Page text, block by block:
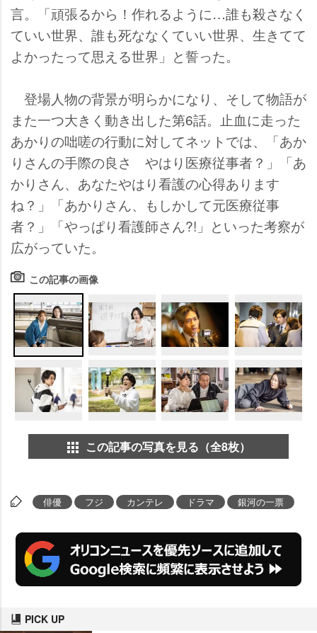
言。「頑張るから！作れるように…誰も殺さなく
ていい世界、誰も死ななくていい世界、生きてて
よかったって思える世界」と誓った。
登場人物の背景が明らかになり、そして物語が
また一つ大きく動き出した第6話。止血に走った
あかりの咄嗟の行動に対してネットでは、「あか
りさんの手際の良さ やはり医療従事者？」「あ
かりさん、あなたやはり看護の心得あります
ね？」「あかりさん、もしかして元医療従事
者？」「やっぱり看護師さん?!」といった考察が
広がっていた。
この記事の画像
この記事の写真を見る（全8枚）
俳優 フジ カンテレ ドラマ 銀河の一票
PICK UP